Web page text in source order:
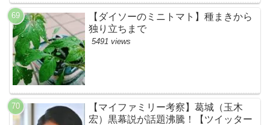
【ダイソーのミニトマト】種まきから
独り立ちまで
5491 views
【マイファミリー考察】葛城（玉木
宏）黒幕説が話題沸騰！【ツイッター